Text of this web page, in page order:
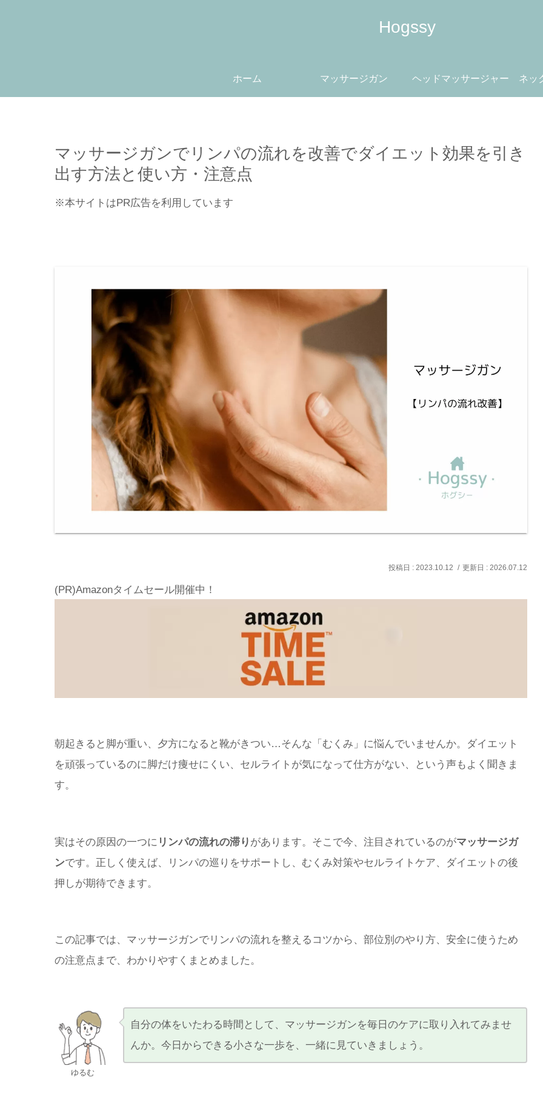
Hogssy
ホーム マッサージガン ヘッドマッサージャー ネッ
マッサージガンでリンパの流れを改善でダイエット効果を引き
出す方法と使い方・注意点
※本サイトはPR広告を利用しています
2023.10.12 2026.07.12
(PR)Amazonタイムセール開催中！
朝起きると脚が重い、夕方になると靴がきつい…そんな「むくみ」に悩んでいませんか。ダイエット
を頑張っているのに脚だけ痩せにくい、セルライトが気になって仕方がない、という声もよく聞きま
す。
実はその原因の一つに リンパの流れの滞り があります。そこで今、注目されているのがマッサージガ
ンです。正しく使えば、リンパの巡りをサポートし、むくみ対策やセルライトケア、ダイエットの後
押しが期待できます。
この記事では、マッサージガンでリンパの流れを整えるコツから、部位別のやり方、安全に使うため
の注意点まで、わかりやすくまとめました。
ゆるむ
自分の体をいたわる時間として、マッサージガンを毎日のケアに取り入れてみませ
んか。今日からできる小さな一歩を、一緒に見ていきましょう。